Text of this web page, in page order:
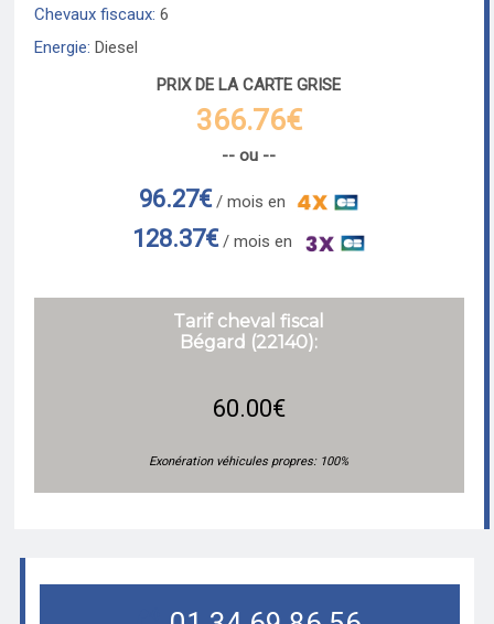
Chevaux fiscaux: 6
Energie: Diesel
PRIX DE LA CARTE GRISE
366.76€
-- ou --
96.27€/ mois en
128.37€/ mois en
Tarif cheval fiscal
Bégard (22140):
60.00€
Exonération véhicules propres: 100%